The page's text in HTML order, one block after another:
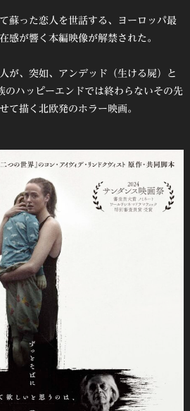
蘇った恋人を世話する、ヨーロッパ最
感が響く本編映像が解禁された。
が、突如、アンデッド（生ける屍）と
のハッピーエンドでは終わらないその先
て描く北欧発のホラー映画。